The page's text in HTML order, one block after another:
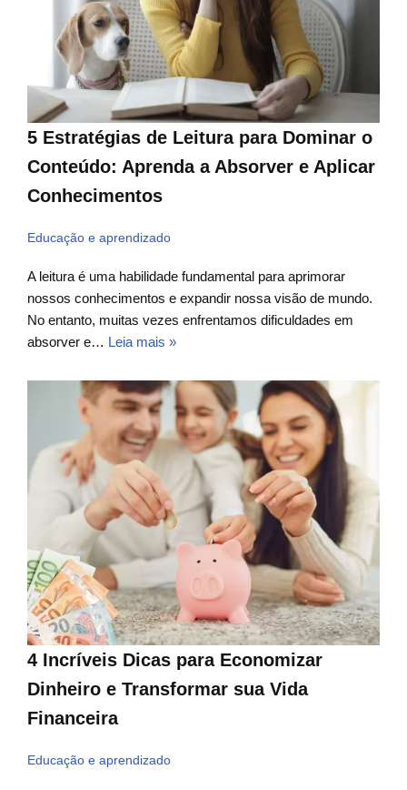
5 Estratégias de Leitura para Dominar o
Conteúdo: Aprenda a Absorver e Aplicar
Conhecimentos
Educação e aprendizado
A leitura é uma habilidade fundamental para aprimorar
nossos conhecimentos e expandir nossa visão de mundo.
No entanto, muitas vezes enfrentamos dificuldades em
absorver e… Leia mais »
4 Incríveis Dicas para Economizar
Dinheiro e Transformar sua Vida
Financeira
Educação e aprendizado